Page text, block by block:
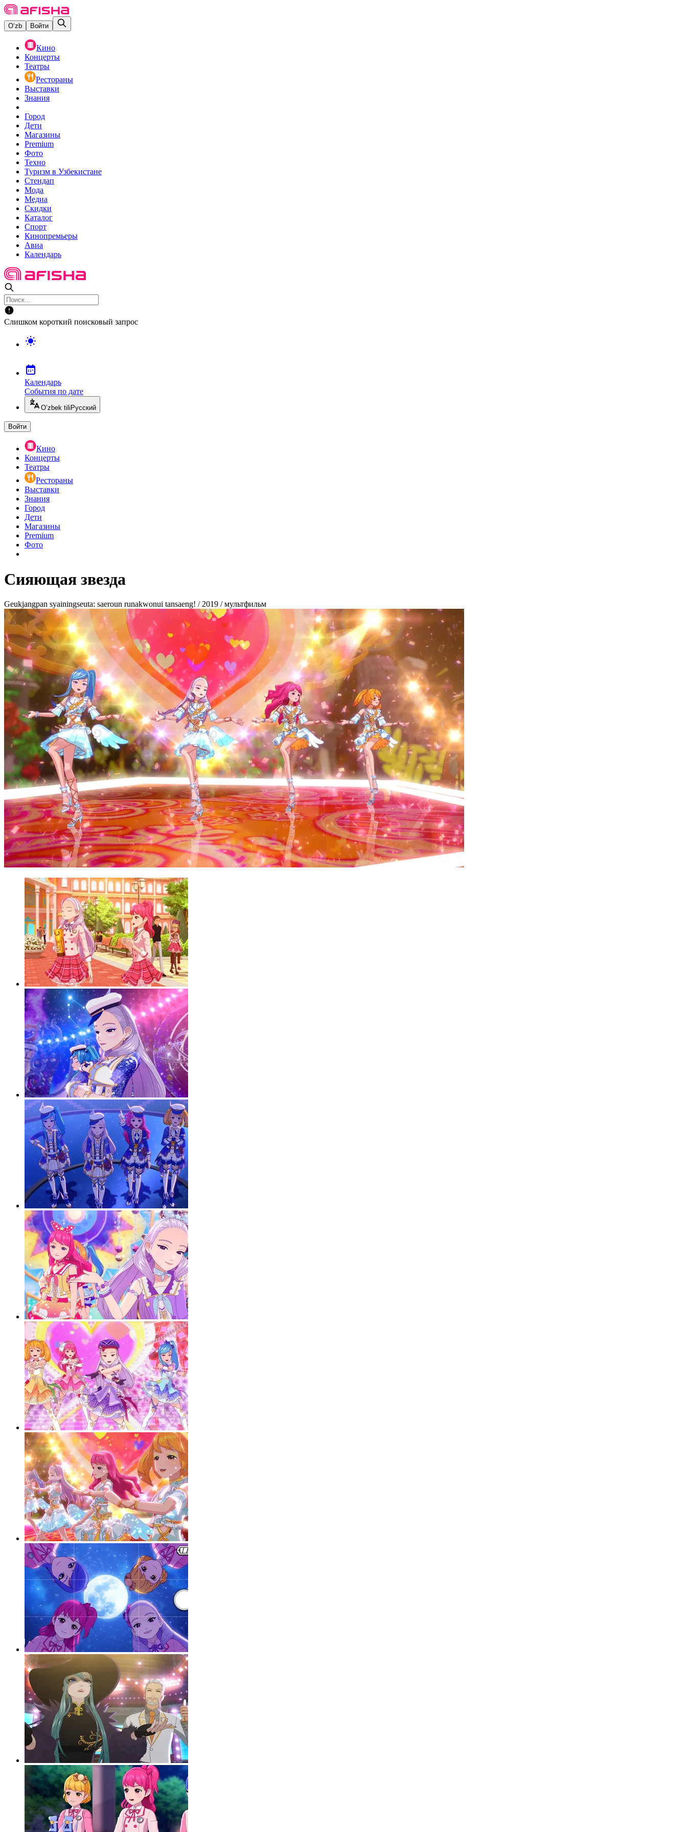
O‘zb Войти
Кино
Концерты
Театры
Рестораны
Выставки
Знания
Город
Дети
Магазины
Premium
Фото
Техно
Туризм в Узбекистане
Стендап
Мода
Медиа
Скидки
Каталог
Спорт
Кинопремьеры
Авиа
Календарь
Слишком короткий поисковый запрос
Календарь
События по дате
O’zbek tili Русский
Войти
Кино
Концерты
Театры
Рестораны
Выставки
Знания
Город
Дети
Магазины
Premium
Фото
Сияющая звезда
Geukjangpan syainingseuta: saeroun runakwonui tansaeng! / 2019 / мультфильм